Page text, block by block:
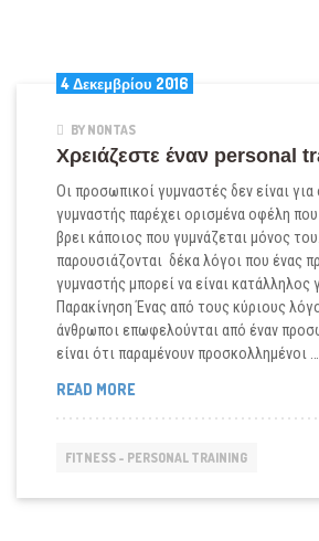
4 Δεκεμβρίου 2016
BY NONTAS
Χρειάζεστε έναν personal
Οι προσωπικοί γυμναστές δεν είναι
γυμναστής παρέχει ορισμένα οφέλη που
βρει κάποιος που γυμνάζεται μόνος
παρουσιάζονται δέκα λόγοι που ένας
γυμναστής μπορεί να είναι κατάλληλος
Παρακίνηση Ένας από τους κύριους
άνθρωποι επωφελούνται από έναν
είναι ότι παραμένουν προσκολλημένοι …
READ MOREΧΡΕΙΆΖΕΣΤΕ
TRAINER;
FITNESS - PERSONAL TRAINING